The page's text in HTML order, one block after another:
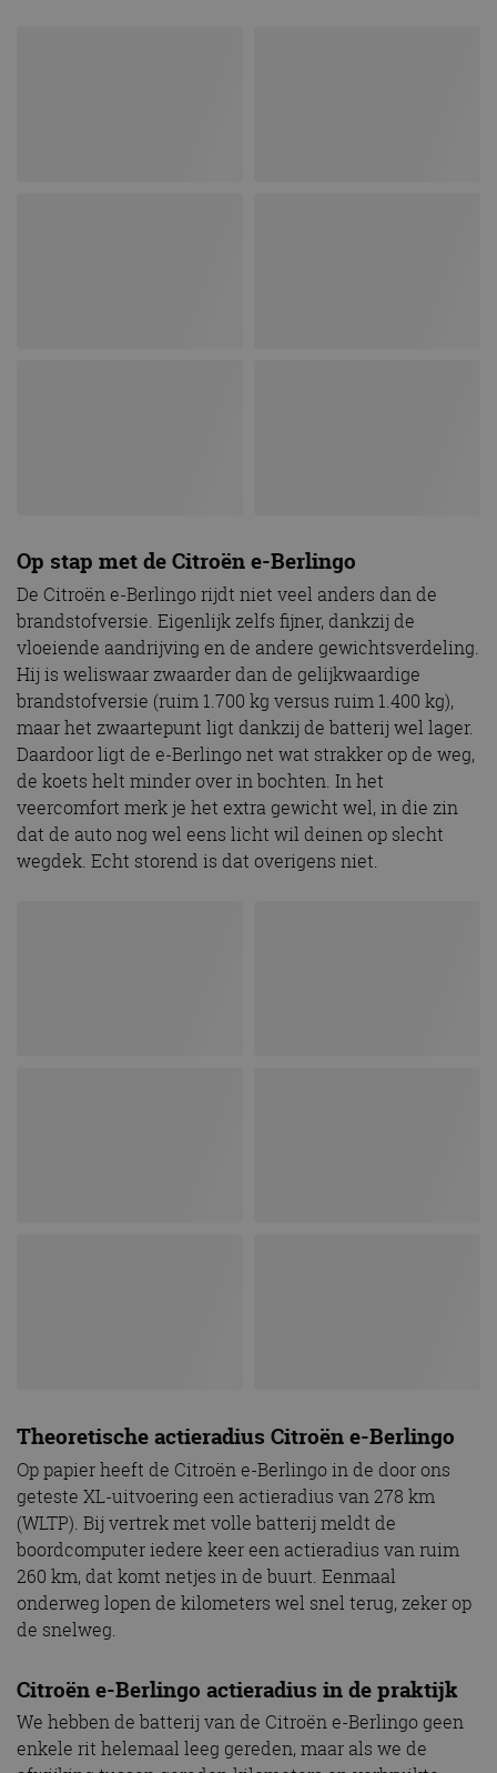
Op stap met de Citroën e-Berlingo
De Citroën e-Berlingo rijdt niet veel anders dan de
brandstofversie. Eigenlijk zelfs fijner, dankzij de
vloeiende aandrijving en de andere gewichtsverdeling.
Hij is weliswaar zwaarder dan de gelijkwaardige
brandstofversie (ruim 1.700 kg versus ruim 1.400 kg),
maar het zwaartepunt ligt dankzij de batterij wel lager.
Daardoor ligt de e-Berlingo net wat strakker op de weg,
de koets helt minder over in bochten. In het
veercomfort merk je het extra gewicht wel, in die zin
dat de auto nog wel eens licht wil deinen op slecht
wegdek. Echt storend is dat overigens niet.
Theoretische actieradius Citroën e-Berlingo
Op papier heeft de Citroën e-Berlingo in de door ons
geteste XL-uitvoering een actieradius van 278 km
(WLTP). Bij vertrek met volle batterij meldt de
boordcomputer iedere keer een actieradius van ruim
260 km, dat komt netjes in de buurt. Eenmaal
onderweg lopen de kilometers wel snel terug, zeker op
de snelweg.
Citroën e-Berlingo actieradius in de praktijk
We hebben de batterij van de Citroën e-Berlingo geen
enkele rit helemaal leeg gereden, maar als we de